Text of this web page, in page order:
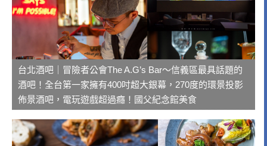
台北酒吧｜冒險者公會The A.G’s Bar～信義區最具話題的
酒吧！全台第一家擁有400吋超大銀幕，270度的環景投影
佈景酒吧，電玩遊戲超過癮！國父紀念館美食